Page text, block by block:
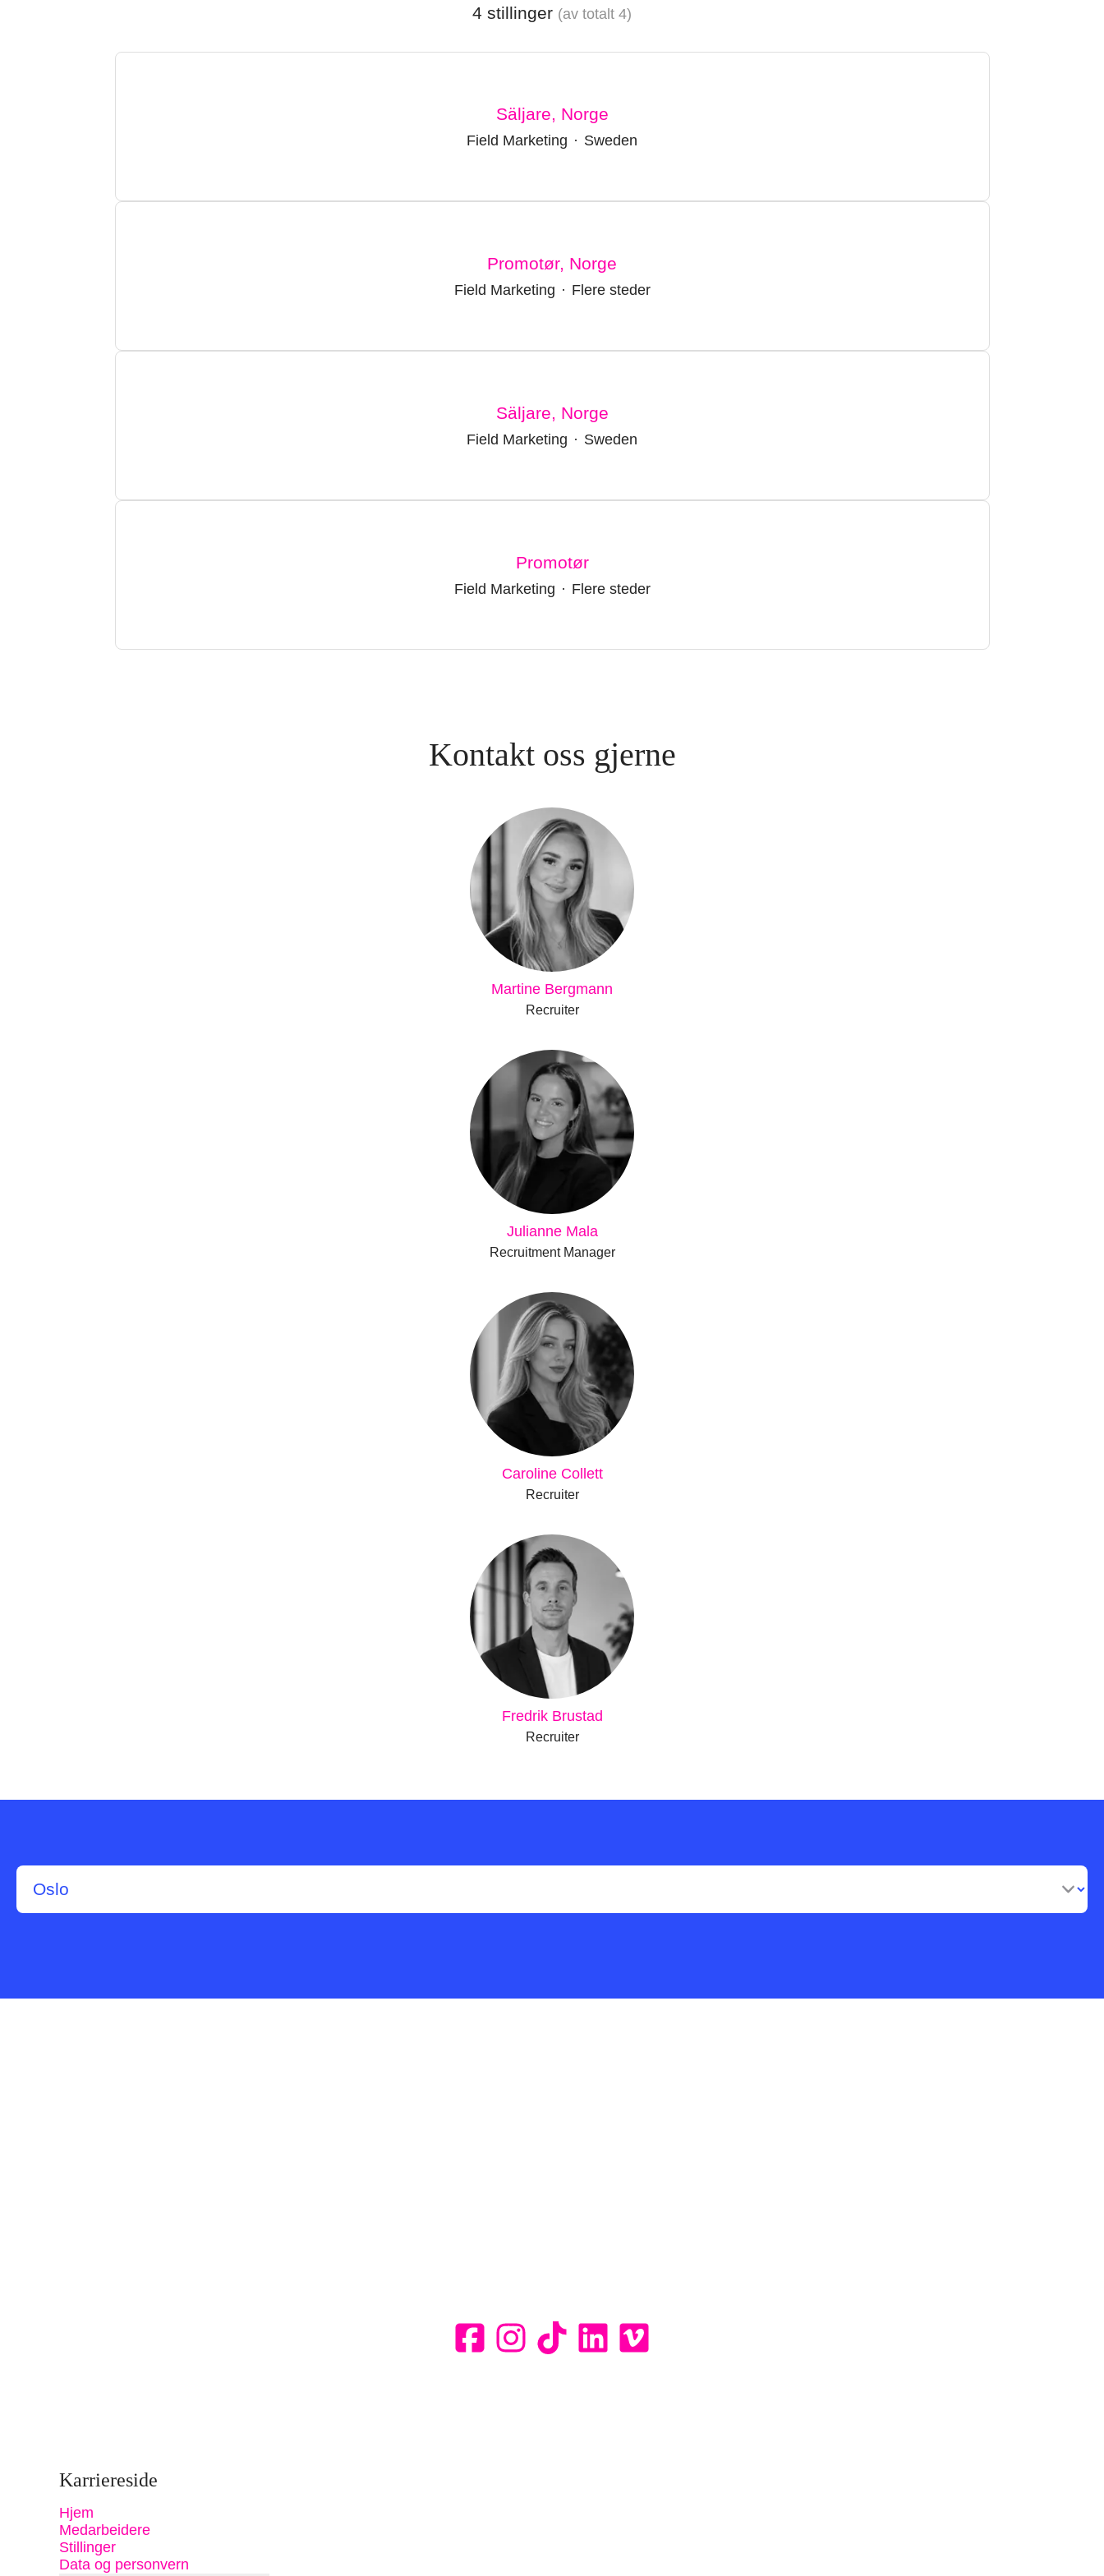
4 stillinger (av totalt 4)
Säljare, Norge
Field Marketing · Sweden
Promotør, Norge
Field Marketing · Flere steder
Säljare, Norge
Field Marketing · Sweden
Promotør
Field Marketing · Flere steder
Kontakt oss gjerne
Martine Bergmann
Recruiter
Julianne Mala
Recruitment Manager
Caroline Collett
Recruiter
Fredrik Brustad
Recruiter
Karriereside
Hjem
Medarbeidere
Stillinger
Data og personvern